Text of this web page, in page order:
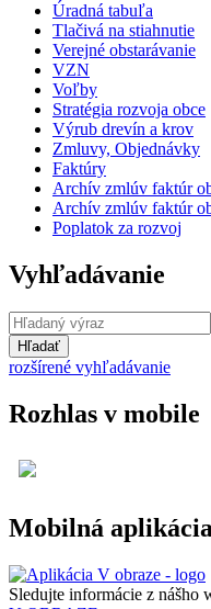
Úradná tabuľa
Tlačivá na stiahnutie
Verejné obstarávanie
VZN
Voľby
Stratégia rozvoja obce
Výrub drevín a krov
Zmluvy, Objednávky
Faktúry
Archív zmlúv faktúr
Archív zmlúv faktúr
Poplatok za rozvoj
Vyhľadávanie
Hľadať
rozšírené vyhľadávanie
Rozhlas v mobile
Mobilná aplikácia
Sledujte informácie z nášho